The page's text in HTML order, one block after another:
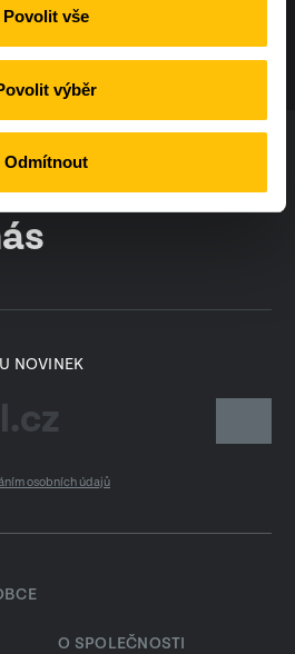
Povolit vše
výběr
Odmítnout
NOVINEK
osobních údajů
O SPOLEČNOSTI